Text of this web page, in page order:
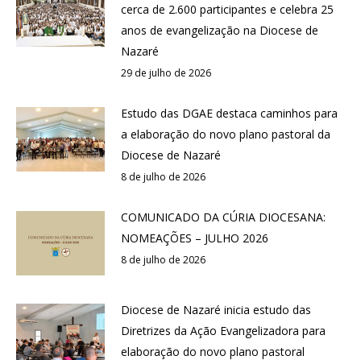
cerca de 2.600 participantes e celebra 25
anos de evangelização na Diocese de
Nazaré
29 de julho de 2026
Estudo das DGAE destaca caminhos para
a elaboração do novo plano pastoral da
Diocese de Nazaré
8 de julho de 2026
COMUNICADO DA CÚRIA DIOCESANA:
NOMEAÇÕES – JULHO 2026
8 de julho de 2026
Diocese de Nazaré inicia estudo das
Diretrizes da Ação Evangelizadora para
elaboração do novo plano pastoral